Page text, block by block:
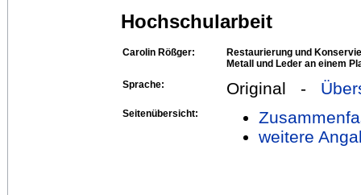
Hochschularbeit
Carolin Rößger:
Restaurierung und
Metall und Leder an einem
Sprache:
Original -
Seitenübersicht:
weitere